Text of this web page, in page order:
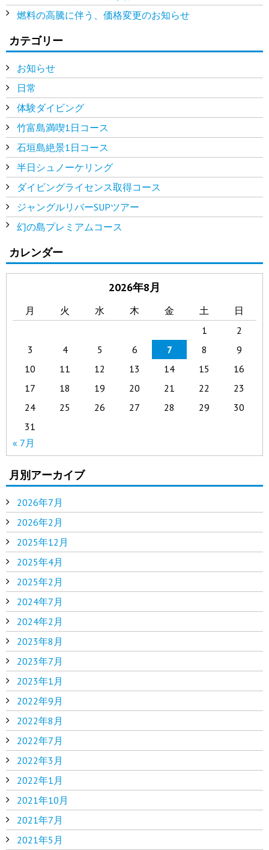
燃料の高騰に伴う、価格変更のお知らせ
カテゴリー
お知らせ
日常
体験ダイビング
竹富島満喫1日コース
石垣島絶景1日コース
半日シュノーケリング
ダイビングライセンス取得コース
ジャングルリバーSUPツアー
幻の島プレミアムコース
カレンダー
2026年8月
月 火 水 木 金 土
日
1
2
3
4 5 6 7 8
9
10
11 12 13 14 15
16
17
18 19 20 21 22
23
24
25 26 27 28 29
30
31
« 7月
月別アーカイブ
2026年7月
2026年2月
2025年12月
2025年4月
2025年2月
2024年7月
2024年2月
2023年8月
2023年7月
2023年1月
2022年9月
2022年8月
2022年7月
2022年3月
2022年1月
2021年10月
2021年7月
2021年5月